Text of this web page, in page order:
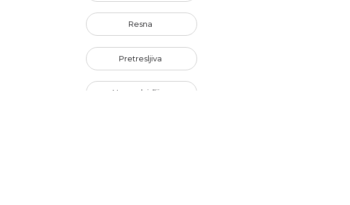
Resna
Pretresljiva
Nepredvidljiva